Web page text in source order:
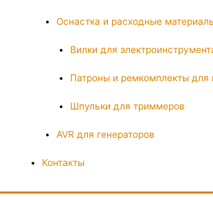
Оснастка и расходные
Вилки для
Патроны и ремкомплекты для
Шпульки для триммеров
AVR для генераторов
Контакты